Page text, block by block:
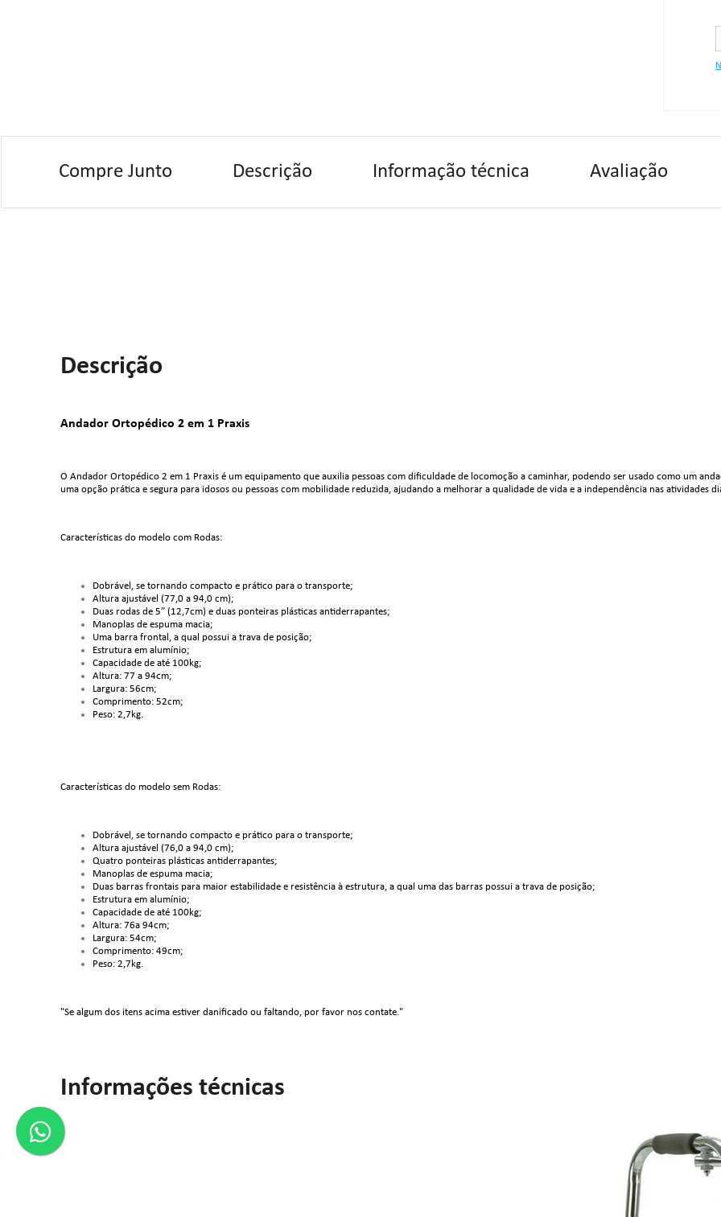
Compre Junto Descrição Informação técnica Avaliação
Descrição
Andador Ortopédico 2 em 1 Praxis
O Andador Ortopédico 2 em 1 Praxis é um equipamento que auxilia pessoas com dificuldade de locomoção a caminhar, podendo ser usado como um
uma opção prática e segura para idosos ou pessoas com mobilidade reduzida, ajudando a melhorar a qualidade de vida e a independência nas atividades
Características do modelo com Rodas:
Dobrável, se tornando compacto e prático para o transporte;
Altura ajustável (77,0 a 94,0 cm);
Duas rodas de 5” (12,7cm) e duas ponteiras plásticas antiderrapantes;
Manoplas de espuma macia;
Uma barra frontal, a qual possui a trava de posição;
Estrutura em alumínio;
Capacidade de até 100kg;
Altura: 77 a 94cm;
Largura: 56cm;
Comprimento: 52cm;
Peso: 2,7kg.
Características do modelo sem Rodas:
Dobrável, se tornando compacto e prático para o transporte;
Altura ajustável (76,0 a 94,0 cm);
Quatro ponteiras plásticas antiderrapantes;
Manoplas de espuma macia;
Duas barras frontais para maior estabilidade e resistência à estrutura, a qual uma das barras possui a trava de posição;
Estrutura em alumínio;
Capacidade de até 100kg;
Altura: 76a 94cm;
Largura: 54cm;
Comprimento: 49cm;
Peso: 2,7kg.
"Se algum dos itens acima estiver danificado ou faltando, por favor nos contate."
Informações técnicas